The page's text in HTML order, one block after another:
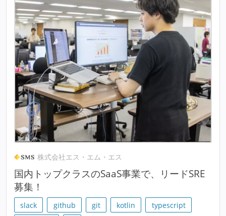
株式会社エス・エム・エス
国内トップクラスのSaaS事業で、リードSRE
募集！
slack github git kotlin
typescript